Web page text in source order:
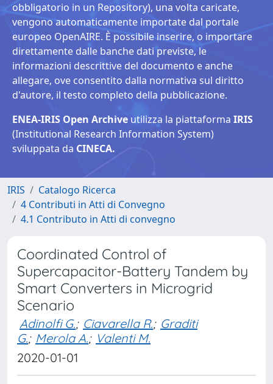
obbligatorio in un Repository), una volta caricate,
vengono automaticamente importate dal portale
europeo OpenAIRE. È possibile inserire, o importare
direttamente dalle banche dati previste, le
informazioni descrittive del documento e anche
allegare, ove consentito dalla normativa sul diritto
d'autore, il testo completo della pubblicazione.
ENEA-IRIS Open Archive utilizza la piattaforma IRIS
(Institutional Research Information System)
sviluppata da CINECA.
IRIS
Catalogo Ricerca
4 Contributi in Atti di Convegno
4.1 Contributo in Atti di convegno
Coordinated Control of
Supercapacitor-Battery Tandem by
Smart Converters in Microgrid
Scenario
Adinolfi G.; Ciavarella R.; Graditi
G.; Merola A.; Valenti M.
2020-01-01